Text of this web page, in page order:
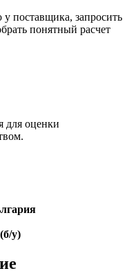
поставщика, запросить
понятный расчет
для оценки
у)